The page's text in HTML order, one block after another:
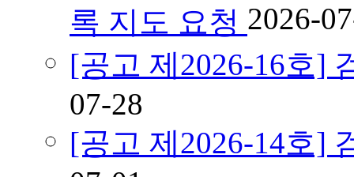
록 지도 요청 2026-
[공고 제2026-16호]
07-28
[공고 제2026-14호]